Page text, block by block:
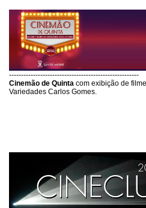
------------------------------------------------------
Cinemão de Quinta com exibição de
Variedades Carlos Gomes.